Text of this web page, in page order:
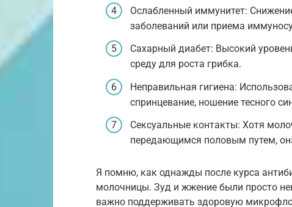
Ослабленный иммунитет:
заболеваний или приема
Сахарный диабет: Высокий
среду для роста грибка.
Неправильная гигиена:
спринцевание, ношение тесного
Сексуальные контакты: Хотя
передающимся половым путем,
Я помню, как однажды после курса
молочницы. Зуд и жжение были просто
важно поддерживать здоровую